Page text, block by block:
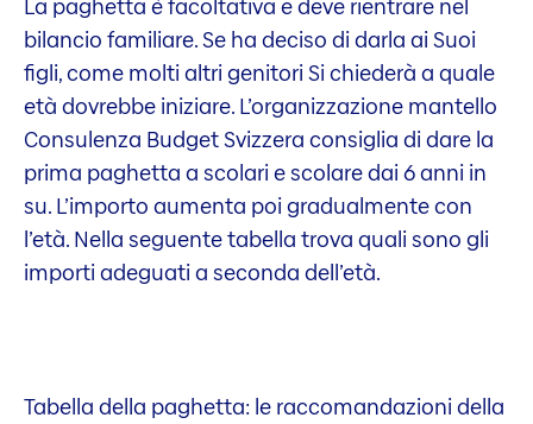
La paghetta è facoltativa e deve rientrare nel
bilancio familiare. Se ha deciso di darla ai Suoi
figli, come molti altri genitori Si chiederà a quale
età dovrebbe iniziare. L’organizzazione mantello
Consulenza Budget Svizzera consiglia di dare la
prima paghetta a scolari e scolare dai 6 anni in
su. L’importo aumenta poi gradualmente con
l’età. Nella seguente tabella trova quali sono gli
importi adeguati a seconda dell’età.
Tabella della paghetta: le raccomandazioni della